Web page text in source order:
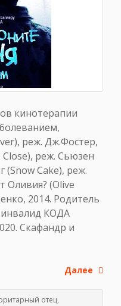
кинотерапии
реж. Дж.Фостер,
реж. Сьюзен
(Snow Cake), реж.
Оливия? (Olive
2014. Родитель
инвалид КОДА
Скафандр и
Далее
отец,